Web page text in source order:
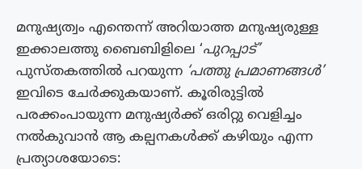
മനുഷ്യത്വം എന്തെന്ന് അറിയാത്ത മനുഷ്യരുള്ള
ഇക്കാലത്തു ബൈബിളിലെ ‘പുറപ്പാട്’
പുസ്തകത്തിൽ പറയുന്ന ‘പത്തു പ്രമാണങ്ങൾ’
ഇവിടെ ചേർക്കുകയാണ്. കൂരിരുട്ടിൽ
പരക്കംപായുന്ന മനുഷ്യർക്ക്‌ ഒരിറ്റു വെളിച്ചം
നൽകുവാൻ ആ കല്പനകൾക്ക് കഴിയും എന്ന
പ്രത്യാശയോടെ: